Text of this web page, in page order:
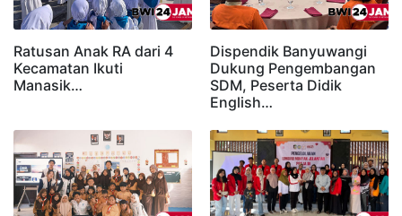
Ratusan Anak RA dari 4
Kecamatan Ikuti
Manasik…
Dispendik Banyuwangi
Dukung Pengembangan
SDM, Peserta Didik
English…